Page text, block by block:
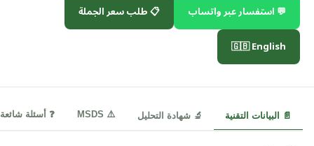
💬 استفسار عبر واتساب
📋 طلب سعر الجملة
🇬🇧 English
📄 البيانات التقنية 🔬 شهادة التحليل ⚠️ MSDS ❓ أسئلة شائعة